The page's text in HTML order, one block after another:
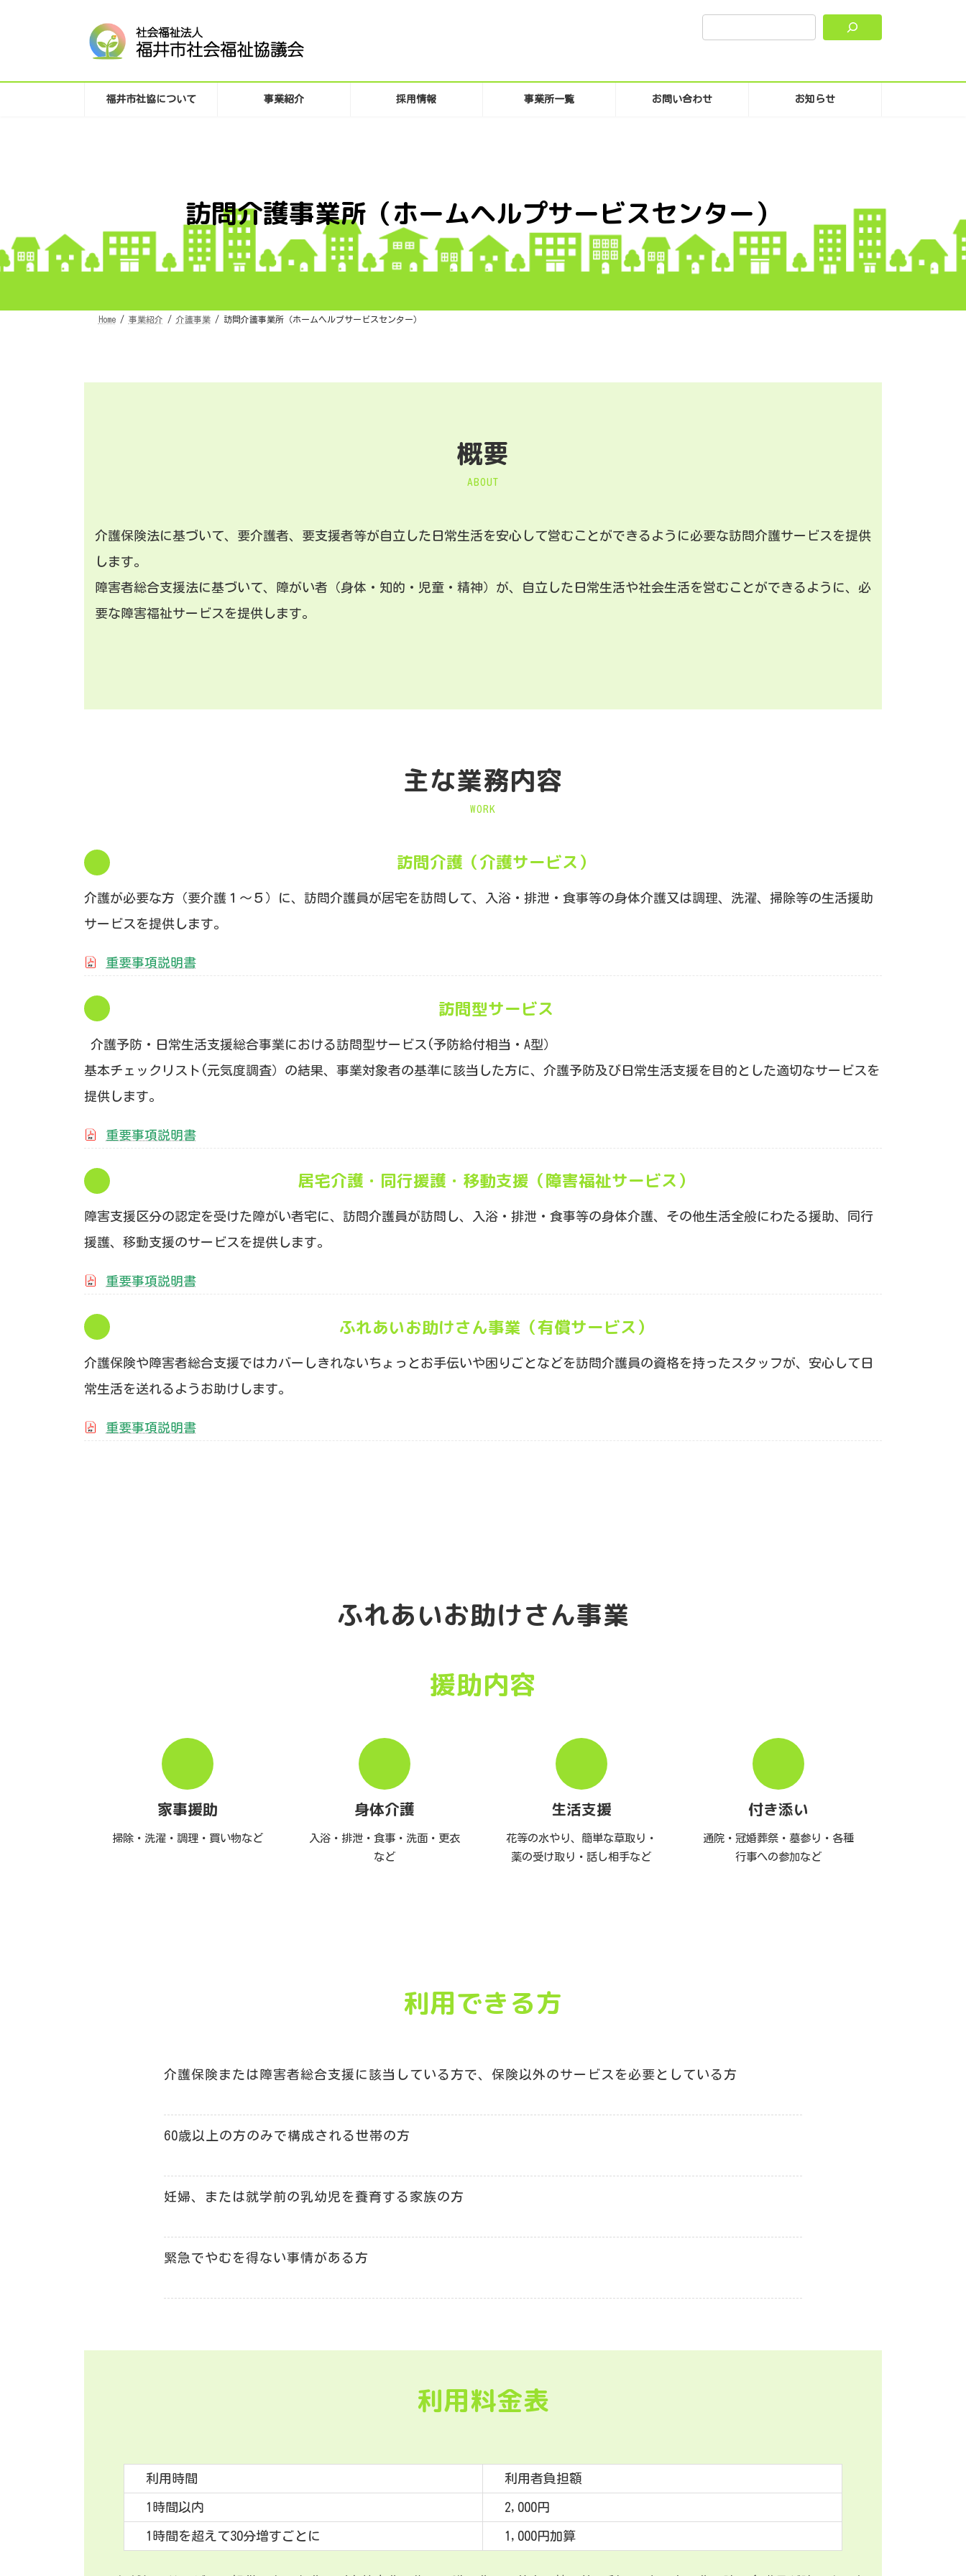
ス
ン
福井市社協について 事業紹介 採用情報 事業所一覧 お問い合わせ お知らせ
訪問介護事業所（ホームヘルプサービスセンター）
Home 事業紹介 介護事業 訪問介護事業所（ホームヘルプサービスセンター）
概要
ABOUT
介護保険法に基づいて、要介護者、要支援者等が自立した日常生活を安心して営むことができるように必要な訪問介護サービスを提供
します。
障害者総合支援法に基づいて、障がい者（身体・知的・児童・精神）が、自立した日常生活や社会生活を営むことができるように、必
要な障害福祉サービスを提供します。
主な業務内容
WORK
訪問介護（介護サービス）
介護が必要な方（要介護１～５）に、訪問介護員が居宅を訪問して、入浴・排泄・食事等の身体介護又は調理、洗濯、掃除等の生活援助
サービスを提供します。
重要事項説明書
訪問型サービス
介護予防・日常生活支援総合事業における訪問型サービス(予防給付相当・A型）
基本チェックリスト(元気度調査）の結果、事業対象者の基準に該当した方に、介護予防及び日常生活支援を目的とした適切なサービスを
提供します。
重要事項説明書
居宅介護・同行援護・移動支援（障害福祉サービス）
障害支援区分の認定を受けた障がい者宅に、訪問介護員が訪問し、入浴・排泄・食事等の身体介護、その他生活全般にわたる援助、同行
援護、移動支援のサービスを提供します。
重要事項説明書
ふれあいお助けさん事業（有償サービス）
介護保険や障害者総合支援ではカバーしきれないちょっとお手伝いや困りごとなどを訪問介護員の資格を持ったスタッフが、安心して日
常生活を送れるようお助けします。
重要事項説明書
ふれあいお助けさん事業
援助内容
家事援助
掃除・洗濯・調理・買い物など
身体介護
入浴・排泄・食事・洗面・更衣
など
生活支援
花等の水やり、簡単な草取り・
薬の受け取り・話し相手など
付き添い
通院・冠婚葬祭・墓参り・各種
行事への参加など
利用できる方
介護保険または障害者総合支援に該当している方で、保険以外のサービスを必要としている方
60歳以上の方のみで構成される世帯の方
妊婦、または就学前の乳幼児を養育する家族の方
緊急でやむを得ない事情がある方
利用料金表
利用時間 利用者負担額
1時間以内 2,000円
1時間を超えて30分増すごとに 1,000円加算